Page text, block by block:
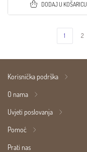
DODAJ U KOŠARICU
1 2
Korisnička podrška
O nama
Uvjeti poslovanja
Pomoć
Prati nas